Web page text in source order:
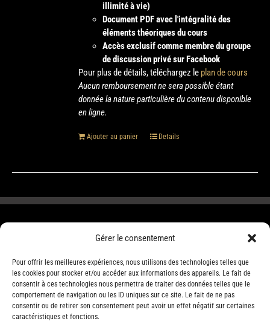
Gérer le consentement
Pour offrir les meilleures expériences, nous utilisons des technologies telles que
les cookies pour stocker et/ou accéder aux informations des appareils. Le fait de
consentir à ces technologies nous permettra de traiter des données telles que le
comportement de navigation ou les ID uniques sur ce site. Le fait de ne pas
consentir ou de retirer son consentement peut avoir un effet négatif sur certaines
caractéristiques et fonctions.
illimité à vie)
Document PDF avec l'intégralité des
éléments théoriques du cours
Accès exclusif comme membre du groupe
de discussion privé sur Facebook
Pour plus de détails, téléchargez le plan de cours
Aucun remboursement ne sera possible étant
donnée la nature particulière du contenu disponible
en ligne.
Ajouter au panier Details